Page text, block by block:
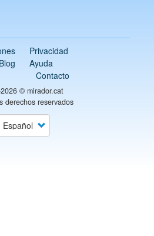
Privacidad
Blog
Ayuda
Contacto
© mirador.cat
derechos reservados
your